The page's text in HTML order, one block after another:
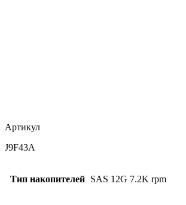
Артикул
J9F43A
Тип накопителей SAS 12G 7.2K rpm